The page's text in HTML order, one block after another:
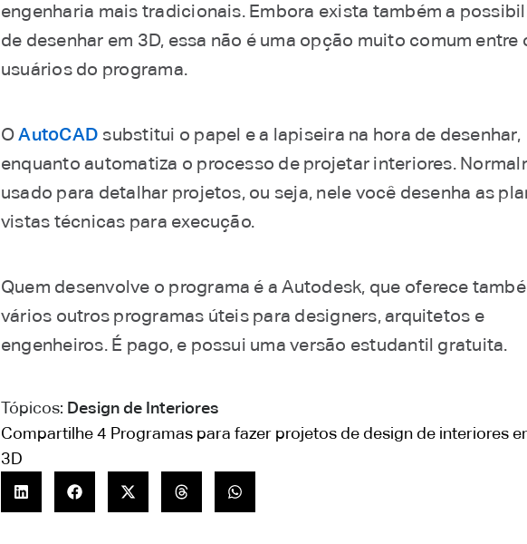
engenharia mais tradicionais. Embora exista também a
de desenhar em 3D, essa não é uma opção muito comum entre
usuários do programa.
OAutoCAD substitui o papel e a lapiseira na hora de desenhar,
enquanto automatiza o processo de projetar interiores.
usado para detalhar projetos, ou seja, nele você desenha as
vistas técnicas para execução.
Quem desenvolve o programa é a Autodesk, que oferece
vários outros programas úteis para designers, arquitetos e
engenheiros. É pago, e possui uma versão estudantil gratuita.
Tópicos: Design de Interiores
Compartilhe 4 Programas para fazer projetos de design de interiores
3D